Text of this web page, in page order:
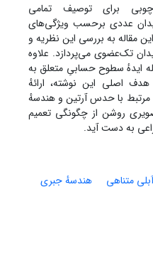
برای توصیف تمامی
عددی برحسب ویژگی‌های
مقاله به بررسی این نظریه و
تک‌عضوی می‌پردازد. علاوه
ایدهٔ سطوح حسابیِ متعلق به
اصلی این نوشته، ارائهٔ
با حدس آرتین و هندسهٔ
روشن از چگونگی تعمیم
به دست آید.
متناهی
هندسهٔ جبری